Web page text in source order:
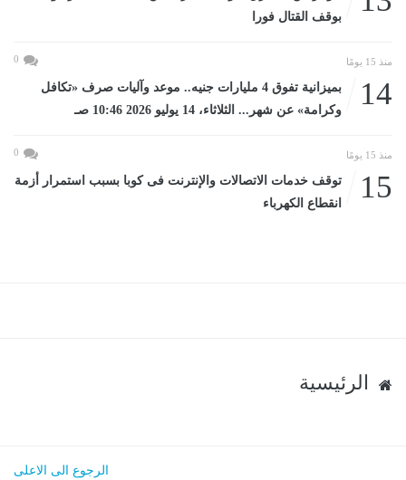
بوقف القتال فورا
منذ 15 يومًا 0
14
بميزانية تفوق 4 مليارات جنيه.. موعد وآليات صرف «تكافل
وكرامة» عن شهر... الثلاثاء، 14 يوليو 2026 10:46 صـ
منذ 15 يومًا 0
15
توقف خدمات الاتصالات والإنترنت فى كوبا بسبب استمرار أزمة
انقطاع الكهرباء
الرئيسية
الرجوع الى الاعلى